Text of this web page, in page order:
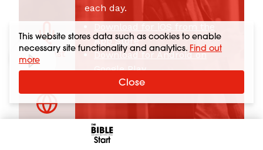
Start
each day.
App Store
Download for Android on
Google Play
Podcast
This website stores data such as cookies to enable
necessary site functionality and analytics. Find out
more
Close